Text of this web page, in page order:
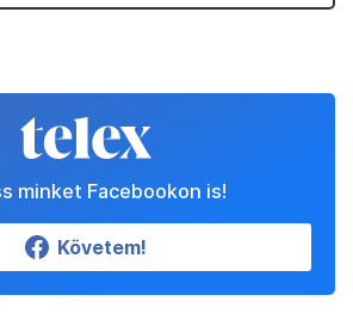
minket Facebookon is!
Követem!